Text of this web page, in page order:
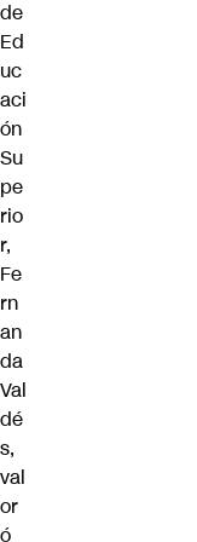
de
Ed
uc
aci
ón
Su
pe
rio
r,
Fe
rn
an
da
Val
dé
s,
val
or
ó